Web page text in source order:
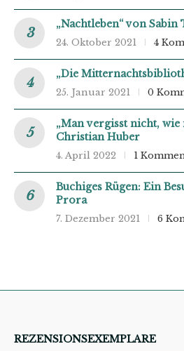
„Nachtleben“ von Sabin
24. Oktober 2021 4
„Die
25. Januar 2021 0
„Man vergisst nicht,
Christian Huber
4. April 2022 1
Buchiges Rügen: Ein
Prora
7. Dezember 2021 6
REZENSIONSEXEMPLARE